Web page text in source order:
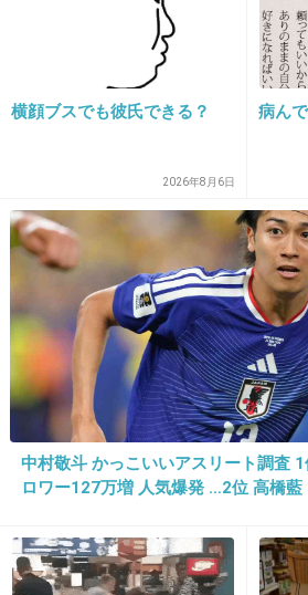
16. 匿名 2015/05/14(木) 22:44:55
お前は人の心に刃向けたやな
+845
17. 匿名2015/05/14(木) 22:44:58
他人を傷つけるのは言葉だけ
出典：toretore-news.up.seesaa.net
横顔ブスでも彼氏できる？
2026年8月6日
病ん
中村敬斗 かっこいいアスリート調査
ロワー127万増 人気爆発 …2位 高橋藍